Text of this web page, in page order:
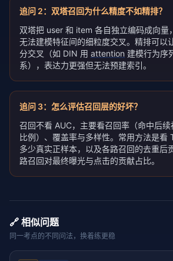
追问 2： 双塔召回为什么精度不如精排？
双塔把 user 和 item 各自独立编码成向量
无法建模特征间的细粒度交叉。精排可以
分交叉（如 DIN 用 attention 建模行为序
系），表达力更强但无法预建索引。
追问 3： 怎么评估召回层的好坏？
召回不看 AUC，主要看召回率（命中后
比例）、覆盖率与多样性。常用方法是看
多少真实正样本，以及各路召回的去重后
路召回对最终曝光与点击的贡献占比。
🔗 相似问题
同一考点的不同问法，换着练更稳